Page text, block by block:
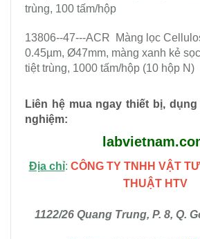
trùng, 100 tấm/hộp
13806--47---ACR Màng lọc
0.45µm, Ø47mm, màng xanh kẻ
tiệt trùng, 1000 tấm/hộp (10 hộp N)
Liên hệ mua ngay thiết bị,
nghiệm:
Địa chỉ: CÔNG TY TNHH VẬT
THUẬT HTV
1122/26 Quang Trung, P. 8, Q.